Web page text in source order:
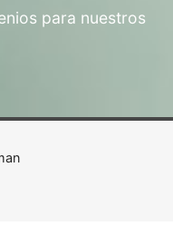
para nuestros